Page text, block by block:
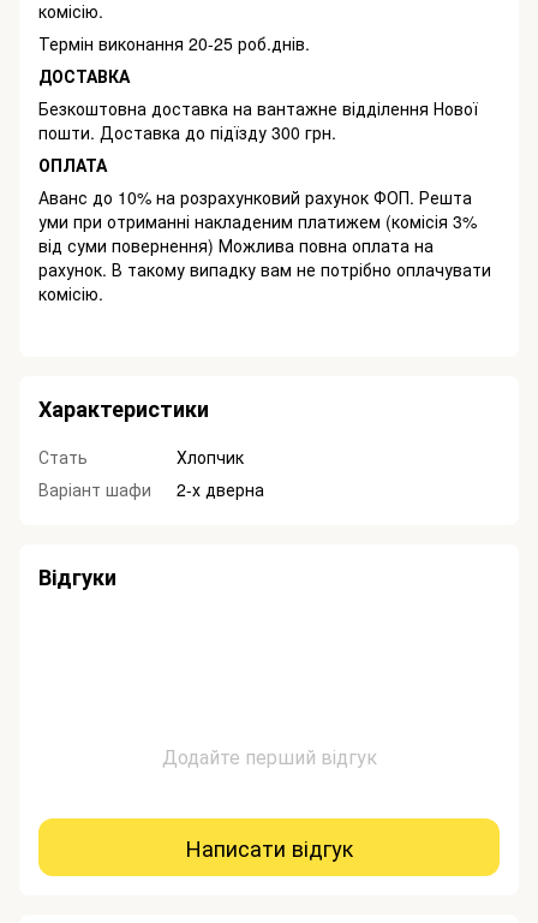
комісію.
Термін виконання 20-25 роб.днів.
ДОСТАВКА
Безкоштовна доставка на вантажне відділення Нової
пошти. Доставка до підїзду 300 грн.
ОПЛАТА
Аванс до 10% на розрахунковий рахунок ФОП. Решта
уми при отриманні накладеним платижем (комісія 3%
від суми повернення) Можлива повна оплата на
рахунок. В такому випадку вам не потрібно оплачувати
комісію.
Характеристики
Стать
Хлопчик
Варіант шафи
2-х дверна
Відгуки
Додайте перший відгук
Написати відгук